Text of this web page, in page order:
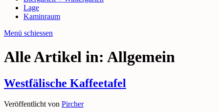
Lage
Kaminraum
Menü schiessen
Alle Artikel in: Allgemein
Westfälische Kaffeetafel
Veröffentlicht von Pircher